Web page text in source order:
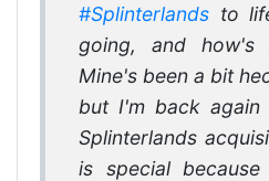
#Splinterlands to
going, and how's
Mine's been a bit
but I'm back
Splinterlands
is special